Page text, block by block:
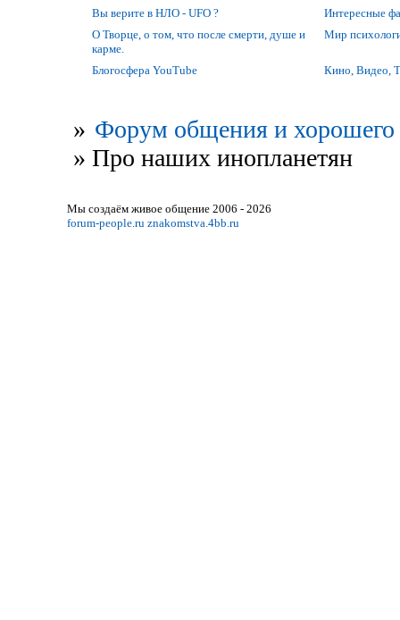
Вы верите в НЛО - UFO ?
Интересные
О Творце, о том, что после смерти, душе и
карме.
Мир
Блогосфера YouTube Кино, Видео,
» Форум общения и хорошего
» Про наших инопланетян
Мы создаём живое общение 2006 - 2026
forum-people.ru znakomstva.4bb.ru